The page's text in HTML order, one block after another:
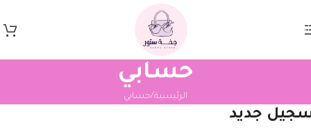
Skip to main content
حسابي
الرئيسية حسابي
جديد